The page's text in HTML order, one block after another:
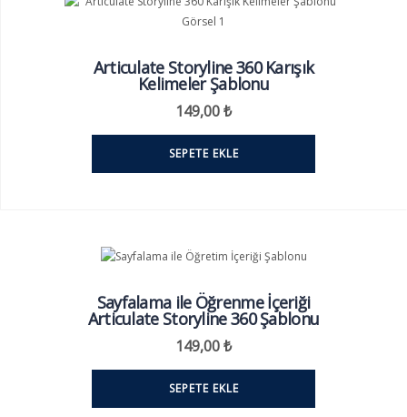
Articulate Storyline 360 Karışık
Kelimeler Şablonu
149,00₺
SEPETE EKLE
Sayfalama ile Öğrenme İçeriği
Articulate Storyline 360 Şablonu
149,00₺
SEPETE EKLE